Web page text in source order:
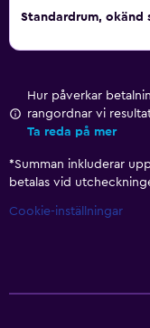
Standardrum, okänd
Hur påverkar
rangordnar vi
Ta reda på mer
*Summan inkluderar
betalas vid
Cookie-inställningar